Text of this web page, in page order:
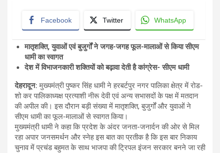
Facebook Twitter WhatsApp
मातृशक्ति,युवाओं एवं बुजुर्गों ने जगह-जगह फूल-मालाओं से किया सीएम
धामी का स्वागत
देश में विभाजनकारी शक्तियों को बढ़ावा देती है कांग्रेस- सीएम धामी
देहरादून:मुख्यमंत्री पुष्कर सिंह धामी ने हरबर्टपुर नगर पालिका क्षेत्र में रोड-
शो कर पालिकाध्यक्ष प्रत्याशी नीरू देवी एवं अन्य सभासदों के पक्ष में मतदान
की अपील की। इस दौरान बड़ी संख्या में मातृशक्ति, बुजुर्गों और युवाओं ने
सीएम धामी का फूल-मालाओं से स्वागत किया।
मुख्यमंत्री धामी ने कहा कि प्रदेश के अंदर जनता-जनार्दन की ओर से मिल
रहा अपार जनसमर्थन और स्नेह इस बात का प्रतीक है कि इस बार निकाय
चुनाव में प्रचंड बहुमत के साथ भाजपा की ट्रिपल इंजन सरकार बनने जा रही